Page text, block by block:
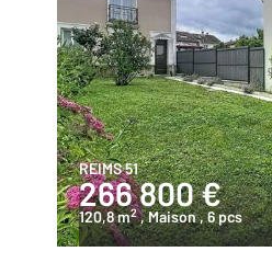
REIMS 51
266 800 €
120,8 m2 , Maison, 6 pcs